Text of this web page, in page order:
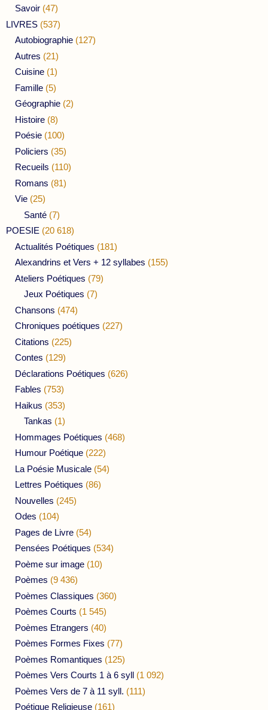
Savoir (47)
LIVRES (537)
Autobiographie (127)
Autres (21)
Cuisine (1)
Famille (5)
Géographie (2)
Histoire (8)
Poésie (100)
Policiers (35)
Recueils (110)
Romans (81)
Vie (25)
Santé (7)
POESIE (20 618)
Actualités Poétiques (181)
Alexandrins et Vers + 12 syllabes (155)
Ateliers Poétiques (79)
Jeux Poétiques (7)
Chansons (474)
Chroniques poétiques (227)
Citations (225)
Contes (129)
Déclarations Poétiques (626)
Fables (753)
Haikus (353)
Tankas (1)
Hommages Poétiques (468)
Humour Poétique (222)
La Poésie Musicale (54)
Lettres Poétiques (86)
Nouvelles (245)
Odes (104)
Pages de Livre (54)
Pensées Poétiques (534)
Poème sur image (10)
Poèmes (9 436)
Poèmes Classiques (360)
Poèmes Courts (1 545)
Poèmes Etrangers (40)
Poèmes Formes Fixes (77)
Poèmes Romantiques (125)
Poèmes Vers Courts 1 à 6 syll (1 092)
Poèmes Vers de 7 à 11 syll. (111)
Poétique Religieuse (161)